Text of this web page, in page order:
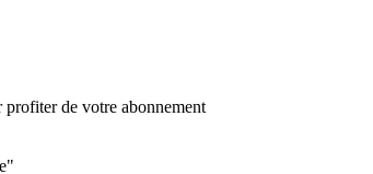
de votre abonnement